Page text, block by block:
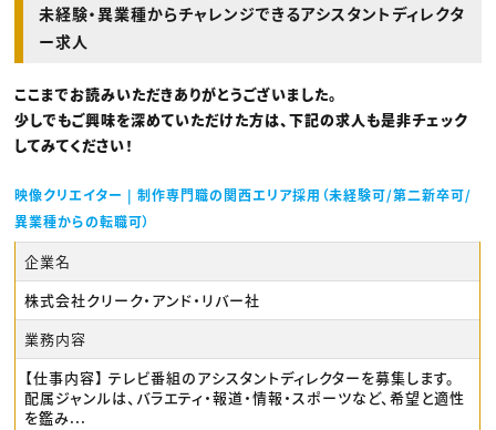
未経験・異業種からチャレンジできるアシスタントディレクタ
ー求人
ここまでお読みいただきありがとうございました。
少しでもご興味を深めていただけた方は、下記の求人も是非チェック
してみてください！
映像クリエイター | 制作専門職の関西エリア採用（未経験可/第二新卒可/
異業種からの転職可）
企業名
株式会社クリーク・アンド・リバー社
業務内容
【仕事内容】 テレビ番組のアシスタントディレクターを募集します。
配属ジャンルは、バラエティ・報道・情報・スポーツなど、希望と適性
を鑑み...